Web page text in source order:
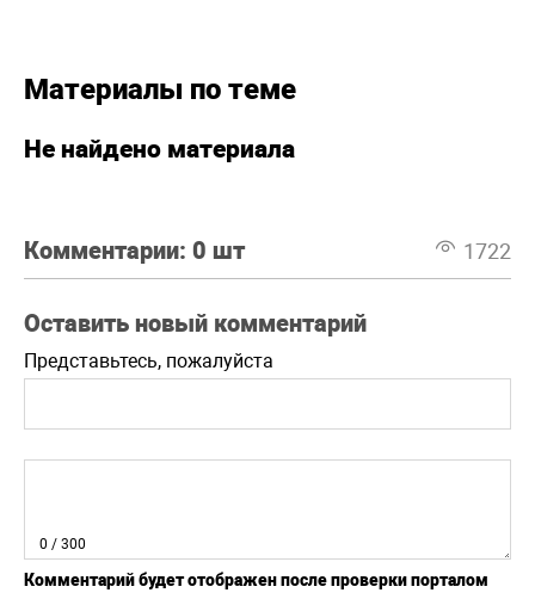
Материалы по теме
Не найдено материала
Комментарии: 0 шт 1722
Оставить новый комментарий
Представьтесь, пожалуйста
0 / 300
Комментарий будет отображен после проверки порталом